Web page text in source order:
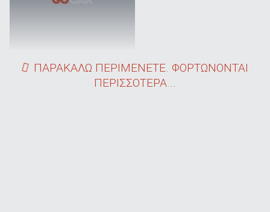
ΠΑΡΑΚΑΛΩ ΠΕΡΙΜΕΝΕΤΕ. ΦΟΡΤΩΝΟΝΤΑΙ
ΠΕΡΙΣΣΟΤΕΡΑ...